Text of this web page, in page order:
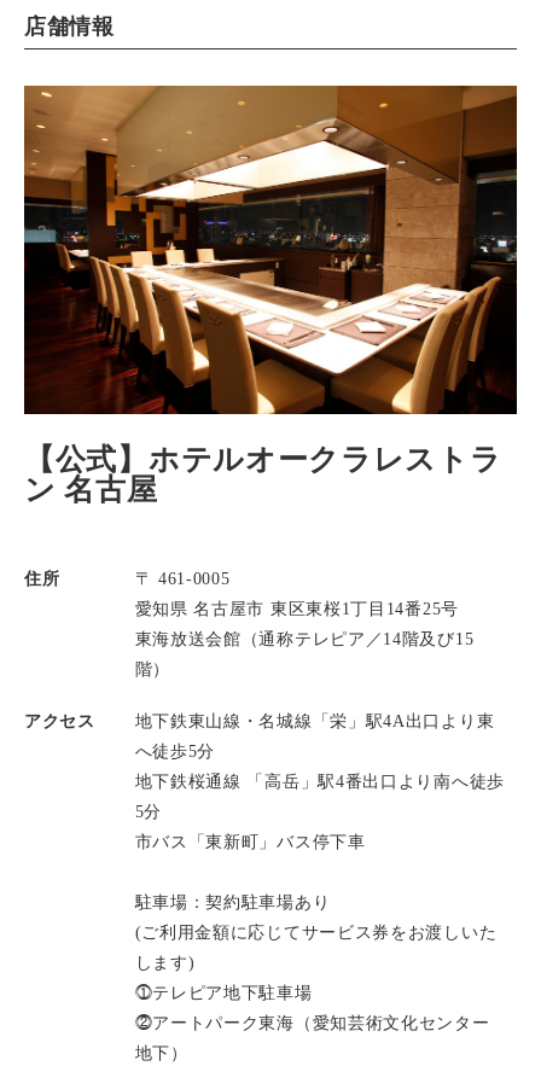
店舗情報
【公式】ホテルオークラレストラ
ン 名古屋
住所
〒 461-0005
愛知県 名古屋市 東区東桜1丁目14番25号
東海放送会館（通称テレピア／14階及び15
階）
アクセス
地下鉄東山線・名城線「栄」駅4A出口より東
へ徒歩5分
地下鉄桜通線 「高岳」駅4番出口より南へ徒歩
5分
市バス「東新町」バス停下車
駐車場：契約駐車場あり
(ご利用金額に応じてサービス券をお渡しいた
します)
⓵テレピア地下駐車場
⓶アートパーク東海（愛知芸術文化センター
地下）